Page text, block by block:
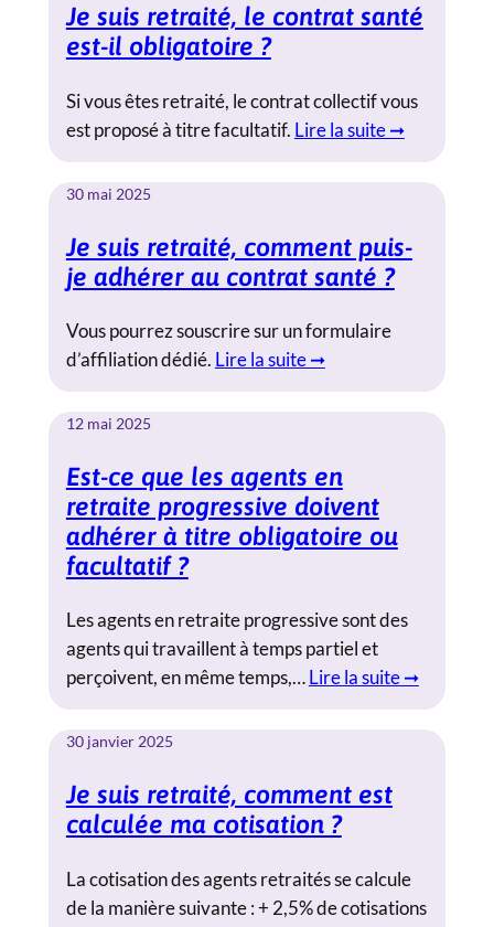
Je suis retraité, le contrat santé
est-il obligatoire ?
Si vous êtes retraité, le contrat collectif vous
est proposé à titre facultatif. Lire la suite ➞
30 mai 2025
Je suis retraité, comment puis-
je adhérer au contrat santé ?
Vous pourrez souscrire sur un formulaire
d’affiliation dédié. Lire la suite ➞
12 mai 2025
Est-ce que les agents en
retraite progressive doivent
adhérer à titre obligatoire ou
facultatif ?
Les agents en retraite progressive sont des
agents qui travaillent à temps partiel et
perçoivent, en même temps,…Lire la suite ➞
30 janvier 2025
Je suis retraité, comment est
calculée ma cotisation ?
La cotisation des agents retraités se calcule
de la manière suivante : + 2,5% de cotisations